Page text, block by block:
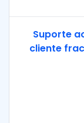
Suporte
cliente